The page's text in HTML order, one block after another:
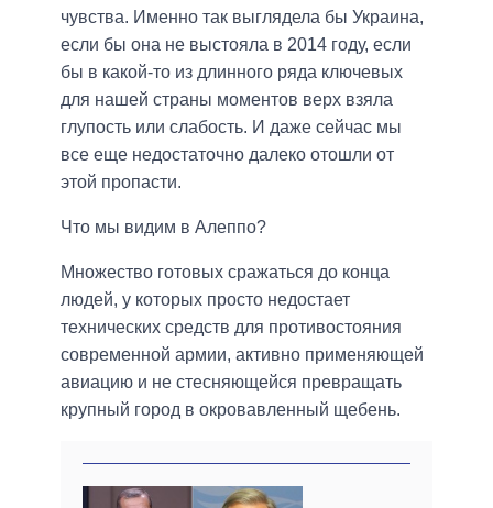
чувства. Именно так выглядела бы Украина,
если бы она не выстояла в 2014 году, если
бы в какой-то из длинного ряда ключевых
для нашей страны моментов верх взяла
глупость или слабость. И даже сейчас мы
все еще недостаточно далеко отошли от
этой пропасти.
Что мы видим в Алеппо?
Множество готовых сражаться до конца
людей, у которых просто недостает
технических средств для противостояния
современной армии, активно применяющей
авиацию и не стесняющейся превращать
крупный город в окровавленный щебень.